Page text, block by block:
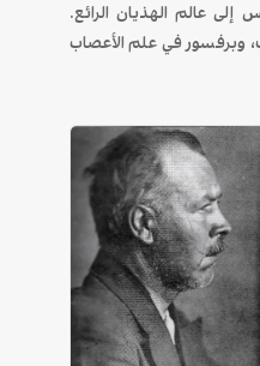
إلى عالم الهذيان الرائع.
وبرفسور في علم الأعصاب